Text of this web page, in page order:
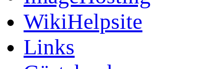
WikiHelpsite
Links